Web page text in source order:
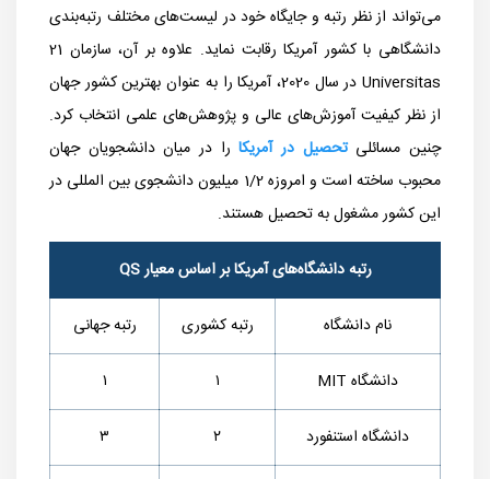
می‌تواند از نظر رتبه و جایگاه خود در لیست‌های مختلف رتبه‌بندی
دانشگاهی با کشور آمریکا رقابت نماید. علاوه بر آن، سازمان 21
Universitas در سال 2020، آمریکا را به عنوان بهترین کشور جهان
از نظر کیفیت آموزش‌های عالی و پژوهش‌های علمی انتخاب کرد.
چنین مسائلیتحصیل در آمریکارا در میان دانشجویان جهان
محبوب ساخته است و امروزه 1/2 میلیون دانشجوی بین المللی در
این کشور مشغول به تحصیل هستند.
رتبه دانشگاه‌های آمریکا بر اساس معیارQS
نام دانشگاه رتبه کشوری رتبه جهانی
دانشگاه MIT ۱ ۱
دانشگاه استنفورد ۲ ۳